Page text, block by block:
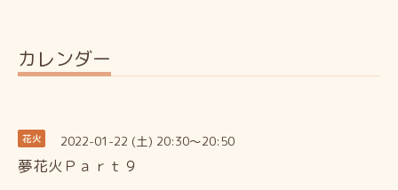
カレンダー
花火 2022-01-22 (土) 20:30～20:50
夢花火Ｐａｒｔ９